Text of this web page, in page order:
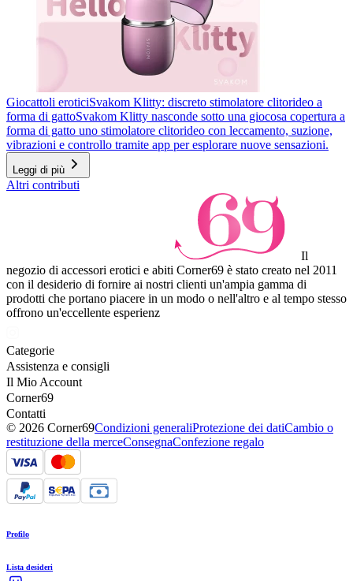
Giocattoli eroticiSvakom Klitty: discreto stimolatore clitorideo a
forma di gattoSvakom Klitty nasconde sotto una giocosa copertura a
forma di gatto uno stimolatore clitorideo con leccamento, suzione,
vibrazioni e controllo tramite app per esplorare nuove sensazioni.
Leggi di più
Altri contributi
Il
negozio di accessori erotici e abiti Corner69 è stato creato nel 2011
con il desiderio di fornire ai nostri clienti un'ampia gamma di
prodotti che portano piacere in un modo o nell'altro e al tempo stesso
offrono un'eccellente esperienz
Categorie
Assistenza e consigli
Il Mio Account
Corner69
Contatti
© 2026 Corner69Condizioni generaliProtezione dei datiCambio o
restituzione della merceConsegnaConfezione regalo
Profilo
Lista desideri